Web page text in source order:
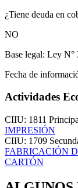
¿Tiene deuda en
NO
Base legal: Ley N°
Fecha de
Actividades
CIIU: 1811
IMPRESIÓN
CIIU: 1709
FABRICACIÓN
CARTÓN